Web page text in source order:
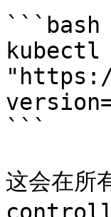
```bash
```
这会在所